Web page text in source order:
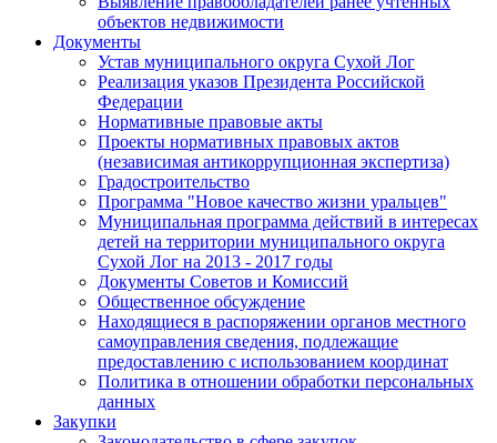
объектов недвижимости
Документы
Устав муниципального округа Сухой Лог
Реализация указов Президента Российской
Федерации
Нормативные правовые акты
Проекты нормативных правовых актов
(независимая антикоррупционная экспертиза)
Градостроительство
Программа "Новое качество жизни уральцев"
Муниципальная программа действий в интересах
детей на территории муниципального округа
Сухой Лог на 2013 - 2017 годы
Документы Советов и Комиссий
Общественное обсуждение
Находящиеся в распоряжении органов местного
самоуправления сведения, подлежащие
предоставлению с использованием координат
Политика в отношении обработки персональных
данных
Закупки